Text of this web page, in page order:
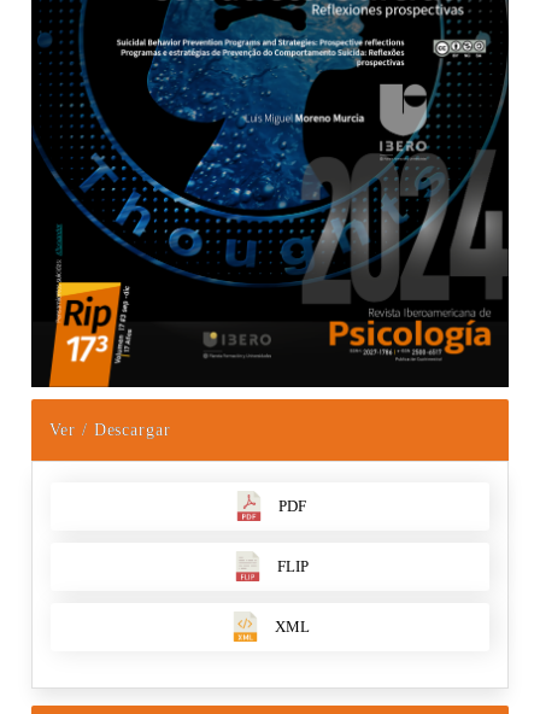
Ver / Descargar
PDF
FLIP
XML